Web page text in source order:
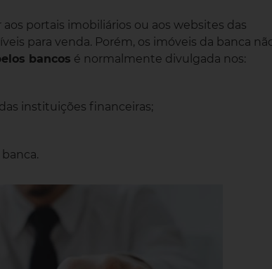
portais imobiliários ou aos websites das
para venda. Porém, os imóveis da banca
bancos é normalmente divulgada nos:
instituições financeiras;